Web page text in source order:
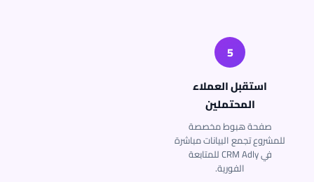
5
استقبل العملاء
المحتملين
صفحة هبوط مخصصة
للمشروع تجمع البيانات مباشرة
في CRM Adly للمتابعة
الفورية.